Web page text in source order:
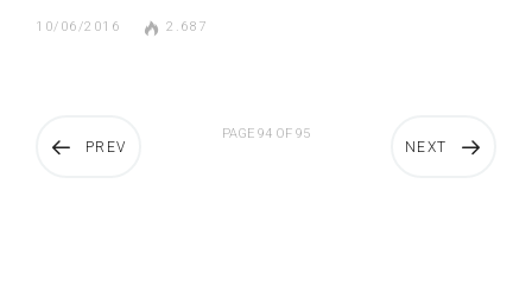
10/06/2016 2.687
PREV NEXT
PAGE 94 OF 95